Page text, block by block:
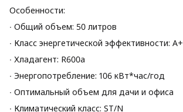
Особенности:
∙ Общий объем: 50 литров
∙ Класс энергетической эффективности: А+
∙ Хладагент: R600a
∙ Энергопотребление: 106 кВт*час/год
∙ Оптимальный объем для дачи и офиса
∙ Климатический класс: ST/N